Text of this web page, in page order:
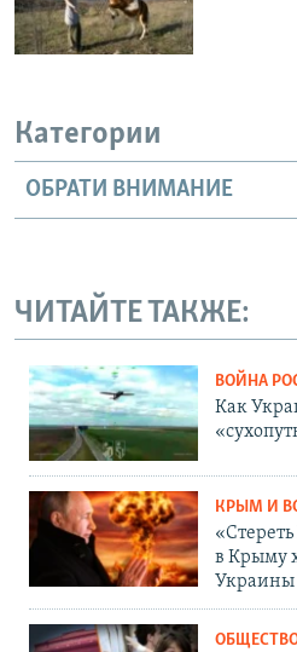
Категории
ОБРАТИ ВНИМАНИЕ
ЧИТАЙТЕ ТАКЖЕ:
ВОЙНА
Как
КРЫМ И
в Крыму
Украины